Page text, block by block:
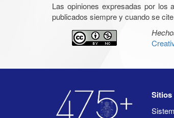
Las opiniones expresadas por los
publicados siempre y cuando se